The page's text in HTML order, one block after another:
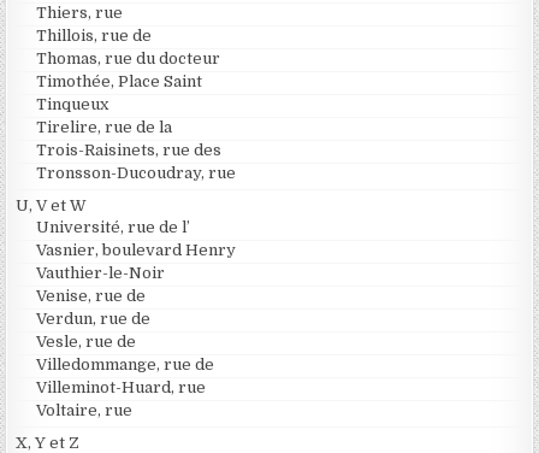
Thiers, rue
Thillois, rue de
Thomas, rue du docteur
Timothée, Place Saint
Tinqueux
Tirelire, rue de la
Trois-Raisinets, rue des
Tronsson-Ducoudray, rue
U, V et W
Université, rue de l’
Vasnier, boulevard Henry
Vauthier-le-Noir
Venise, rue de
Verdun, rue de
Vesle, rue de
Villedommange, rue de
Villeminot-Huard, rue
Voltaire, rue
X, Y et Z